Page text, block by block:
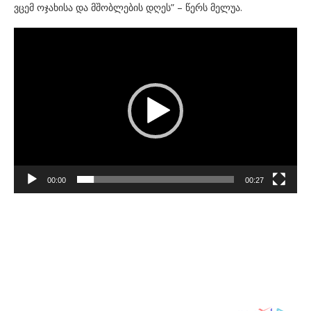
ვცემ ოჯახისა და მშობლების დღეს” – წერს მელუა.
00:00 00:27